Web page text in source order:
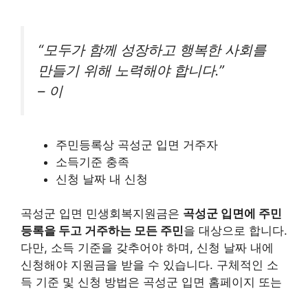
“모두가 함께 성장하고 행복한 사회를
만들기 위해 노력해야 합니다.”
– 이
주민등록상 곡성군 입면 거주자
소득기준 충족
신청 날짜 내 신청
곡성군 입면 민생회복지원금은 곡성군 입면에 주민
등록을 두고 거주하는 모든 주민을 대상으로 합니다.
다만, 소득 기준을 갖추어야 하며, 신청 날짜 내에
신청해야 지원금을 받을 수 있습니다. 구체적인 소
득 기준 및 신청 방법은 곡성군 입면 홈페이지 또는